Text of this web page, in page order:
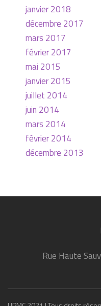
janvier 2018
décembre 2017
mars 2017
février 2017
mai 2015
janvier 2015
juillet 2014
juin 2014
mars 2014
février 2014
décembre 2013
Rue Haute